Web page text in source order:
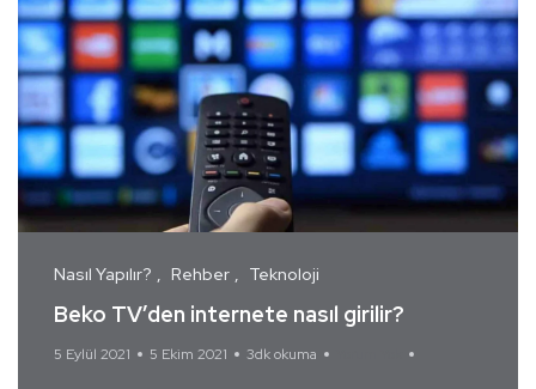
Nasıl Yapılır? Rehber Teknoloji
Beko TV’den internete nasıl girilir?
5 Eylül 2021 5 Ekim 2021 3dk okuma